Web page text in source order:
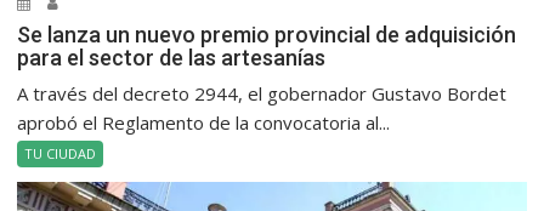
Se lanza un nuevo premio provincial de adquisición
para el sector de las artesanías
A través del decreto 2944, el gobernador Gustavo Bordet
aprobó el Reglamento de la convocatoria al...
TU CIUDAD